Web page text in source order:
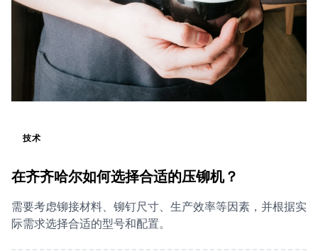
技术
在齐齐哈尔如何选择合适的压铆机？
需要考虑铆接材料、铆钉尺寸、生产效率等因素，并根据实
际需求选择合适的型号和配置。